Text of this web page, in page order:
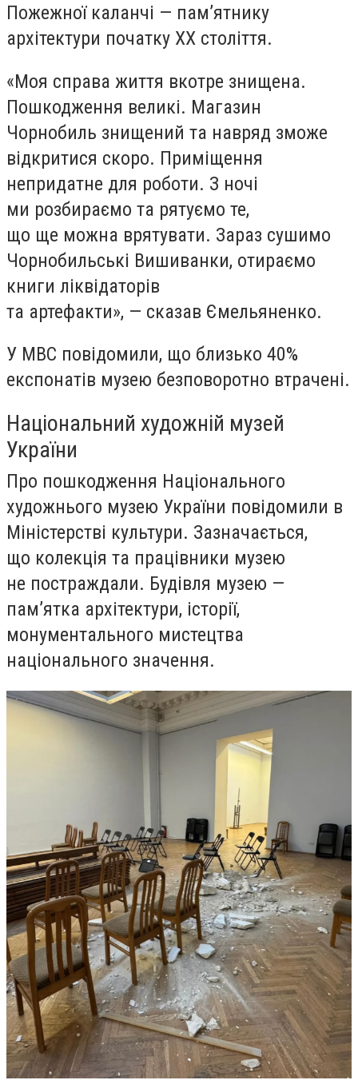
Пожежної каланчі — пам’ятнику
архітектури початку XX століття.
«Моя справа життя вкотре знищена.
Пошкодження великі. Магазин
Чорнобиль знищений та навряд зможе
відкритися скоро. Приміщення
непридатне для роботи. З ночі
ми розбираємо та рятуємо те,
що ще можна врятувати. Зараз сушимо
Чорнобильські Вишиванки, отираємо
книги ліквідаторів
та артефакти», — сказав Ємельяненко.
У МВС повідомили, що близько 40%
експонатів музею безповоротно втрачені.
Національний художній музей
України
Про пошкодження Національного
художнього музею України повідомили в
Міністерстві культури. Зазначається,
що колекція та працівники музею
не постраждали. Будівля музею —
пам’ятка архітектури, історії,
монументального мистецтва
національного значення.